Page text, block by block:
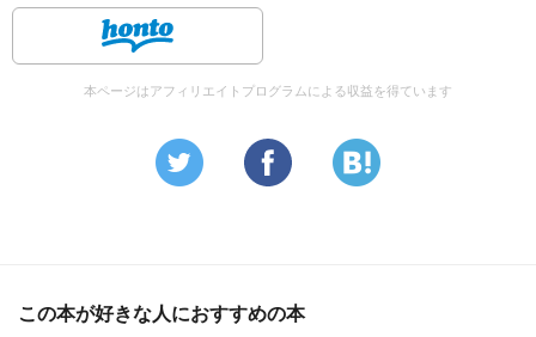
本ページはアフィリエイトプログラムによる収益を得ています
この本が好きな人におすすめの本